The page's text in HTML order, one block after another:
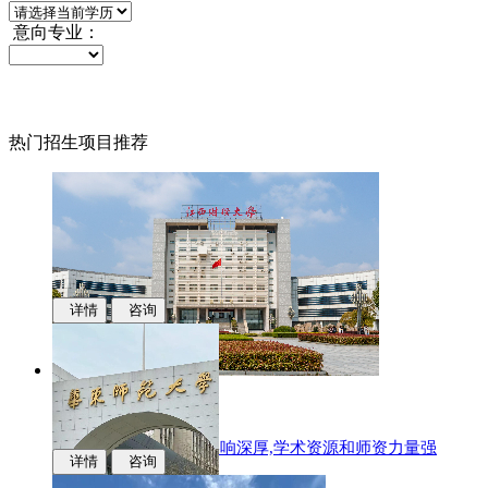
意向专业：
热门招生项目推荐
江西财经大学
国际化办学,学科专业影响深厚,学术资源和师资力量强
详情 咨询
详情 咨询